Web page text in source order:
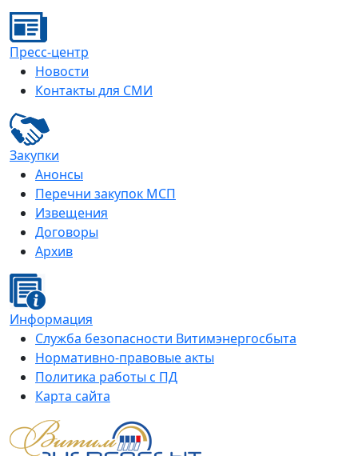
Пресс-центр
Новости
Контакты для СМИ
Закупки
Анонсы
Перечни закупок МСП
Извещения
Договоры
Архив
Информация
Служба безопасности Витимэнергосбыта
Нормативно-правовые акты
Политика работы с ПД
Карта сайта